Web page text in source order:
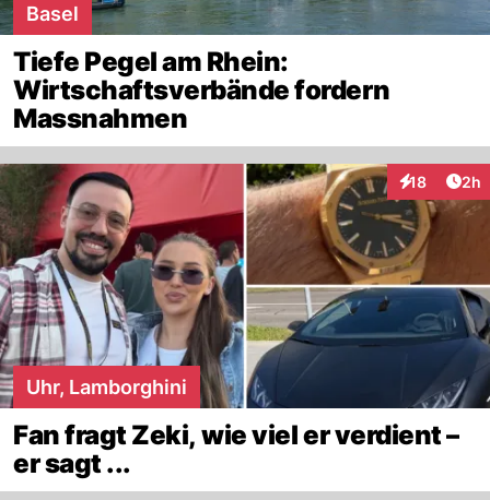
Basel
Tiefe Pegel am Rhein:
Wirtschaftsverbände fordern
Massnahmen
18
Interaktionen
2h
Uhr, Lamborghini
Fan fragt Zeki, wie viel er verdient –
er sagt ...